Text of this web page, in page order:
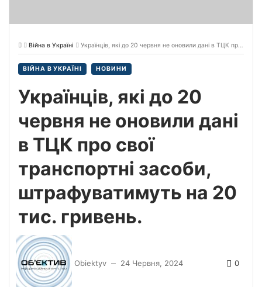
Війна в Україні Українців, які до 20 червня не оновили дані в ТЦК про свої транспортні засоби, штрафуватимуть на 20 тис. гривень.
ВІЙНА В УКРАЇНІ НОВИНИ
Українців, які до 20
червня не оновили дані
в ТЦК про свої
транспортні засоби,
штрафуватимуть на 20
тис. гривень.
Obiektyv — 24 Червня, 2024 0